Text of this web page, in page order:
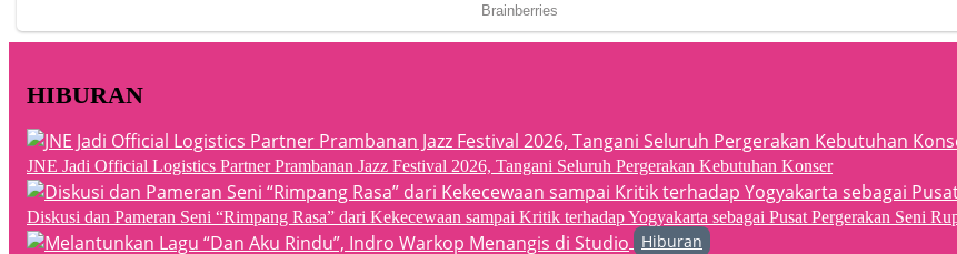
HIBURAN
JNE Jadi Official Logistics Partner Prambanan Jazz Festival 2026, Tangani Seluruh Pergerakan Kebutuhan Konser
Diskusi dan Pameran Seni “Rimpang Rasa” dari Kekecewaan sampai Kritik terhadap Yogyakarta sebagai Pusat Pergerakan Seni
Hiburan